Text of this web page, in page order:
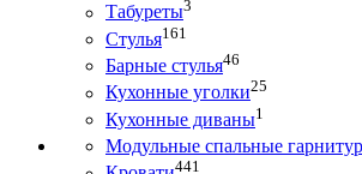
Табуреты3
Стулья161
Барные стулья46
Кухонные уголки25
Кухонные диваны1
Модульные спальные
441